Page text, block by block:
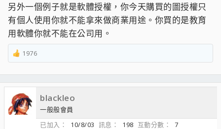
另外一個例子就是軟體授權，你今天購買的圖授權只
有個人使用你就不能拿來做商業用途。你買的是教育
用軟體你就不能在公司用。
R
a
c
t
i
o
1976
blackleo
一般般會員
已加入
10/8/03 訊息 198 互動分數
7